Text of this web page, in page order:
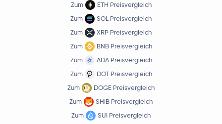
Zum
ETH Preisvergleich
Zum
SOL Preisvergleich
Zum
XRP Preisvergleich
Zum
BNB Preisvergleich
Zum
ADA Preisvergleich
Zum
DOT Preisvergleich
Zum
DOGE Preisvergleich
Zum
SHIB Preisvergleich
Zum
SUI Preisvergleich